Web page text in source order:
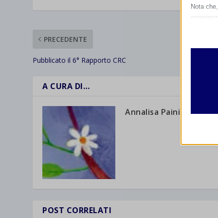
PRECEDENTE
Pubblicato il 6° Rapporto CRC
A CURA DI…
Annalisa Paini
POST CORRELATI
Nota
I
Altri